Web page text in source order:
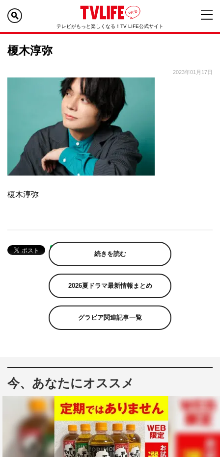
テレビがもっと楽しくなる！TV LIFE公式サイト
榎木淳弥
2023年01月17日
榎木淳弥
続きを読む
2026夏ドラマ最新情報まとめ
グラビア関連記事一覧
今、あなたにオススメ